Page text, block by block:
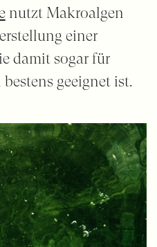
nutzt Makroalgen
einer
damit sogar für
geeignet ist.